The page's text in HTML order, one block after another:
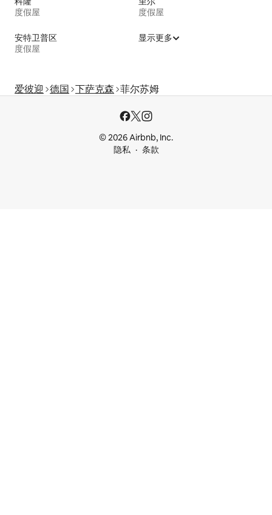
度假屋
度假屋
安特卫普区
度假屋
显示更多
爱彼迎 德国 下萨克森 菲尔苏姆
© 2026 Airbnb, Inc.
隐私
条款